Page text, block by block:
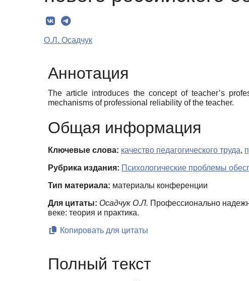
О.Л. Осадчук
Аннотация
The article introduces the concept of teacher’s
mechanisms of professional reliability of the teacher.
Общая информация
Ключевые слова: качество педагогического труда,
Рубрика издания: Психологические проблемы
Тип материала: материалы конференции
Для цитаты: Осадчук О.Л. Профессионально
веке: теория и практика.
Копировать для цитаты
Полный текст